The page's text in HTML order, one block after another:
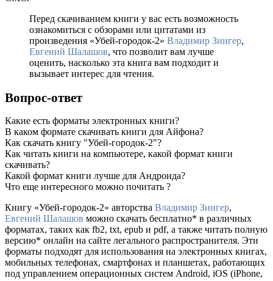
Перед скачиванием книги у вас есть возможность
ознакомиться с обзорами или цитатами из
произведения «Убей-городок-2» Владимир Зингер,
Евгений Шалашов, что позволит вам лучше
оценить, насколько эта книга вам подходит и
вызывает интерес для чтения.
Вопрос-ответ
Какие есть форматы электронных книги?
В каком формате скачивать книги для Айфона?
Как скачать книгу "Убей-городок-2"?
Как читать книги на компьютере, какой формат книги
скачивать?
Какой формат книги лучше для Андроида?
Что еще интересного можно почитать ?
Книгу «Убей-городок-2» авторства Владимир Зингер,
Евгений Шалашов можно скачать бесплатно* в различных
форматах, таких как fb2, txt, epub и pdf, а также читать полную
версию* онлайн на сайте легального распространителя. Эти
форматы подходят для использования на электронных книгах,
мобильных телефонах, смартфонах и планшетах, работающих
под управлением операционных систем Android, iOS (iPhone,